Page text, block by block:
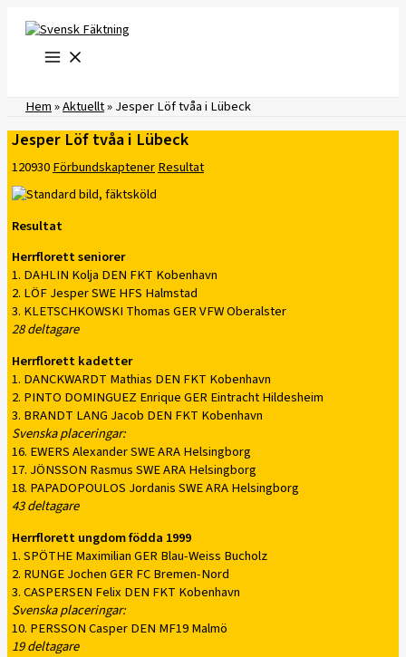
innehåll
Hem»Aktuellt»Jesper Löf tvåa i Lübeck
Jesper Löf tvåa i Lübeck
120930FörbundskaptenerResultat
Resultat
Herrflorett seniorer
1. DAHLIN Kolja DEN FKT Kobenhavn
2. LÖF Jesper SWE HFS Halmstad
3. KLETSCHKOWSKI Thomas GER VFW Oberalster
28 deltagare
Herrflorett kadetter
1. DANCKWARDT Mathias DEN FKT Kobenhavn
2. PINTO DOMINGUEZ Enrique GER Eintracht Hildesheim
3. BRANDT LANG Jacob DEN FKT Kobenhavn
Svenska placeringar:
16. EWERS Alexander SWE ARA Helsingborg
17. JÖNSSON Rasmus SWE ARA Helsingborg
18. PAPADOPOULOS Jordanis SWE ARA Helsingborg
43 deltagare
Herrflorett ungdom födda 1999
1. SPÖTHE Maximilian GER Blau-Weiss Bucholz
2. RUNGE Jochen GER FC Bremen-Nord
3. CASPERSEN Felix DEN FKT Kobenhavn
Svenska placeringar:
10. PERSSON Casper DEN MF19 Malmö
19 deltagare